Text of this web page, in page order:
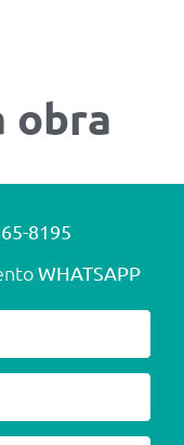
obra
8195
WHATSAPP